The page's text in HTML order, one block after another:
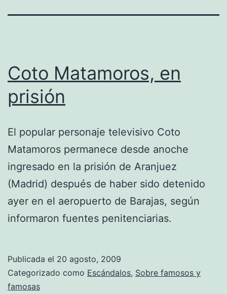
Coto Matamoros, en
prisión
El popular personaje televisivo Coto
Matamoros permanece desde anoche
ingresado en la prisión de Aranjuez
(Madrid) después de haber sido detenido
ayer en el aeropuerto de Barajas, según
informaron fuentes penitenciarias.
Publicada el 20 agosto, 2009
Categorizado como Escándalos, Sobre famosos y
famosas